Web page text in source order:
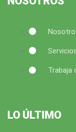
Trabaja
LO ÚLTIMO